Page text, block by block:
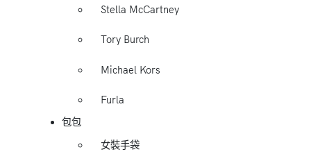
Stella McCartney
Tory Burch
Michael Kors
Furla
包包
女裝手袋